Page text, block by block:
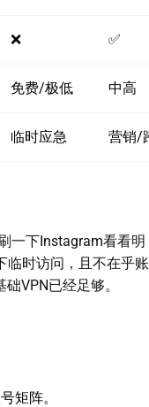
❌ ✅
免费/极低 中高
临时应急 营销/
一下Instagram看看明
临时访问，且不在乎账
VPN已经足够。
矩阵。